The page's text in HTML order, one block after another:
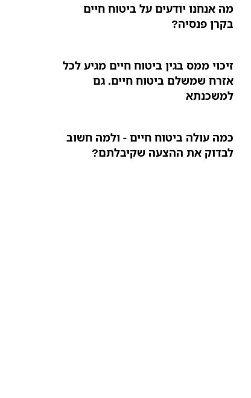
מה אנחנו יודעים על ביטוח חיים
בקרן פנסיה?
זיכוי ממס בגין ביטוח חיים מגיע לכל
אזרח שמשלם ביטוח חיים. גם
למשכנתא
כמה עולה ביטוח חיים - ולמה חשוב
לבדוק את ההצעה שקיבלתם?